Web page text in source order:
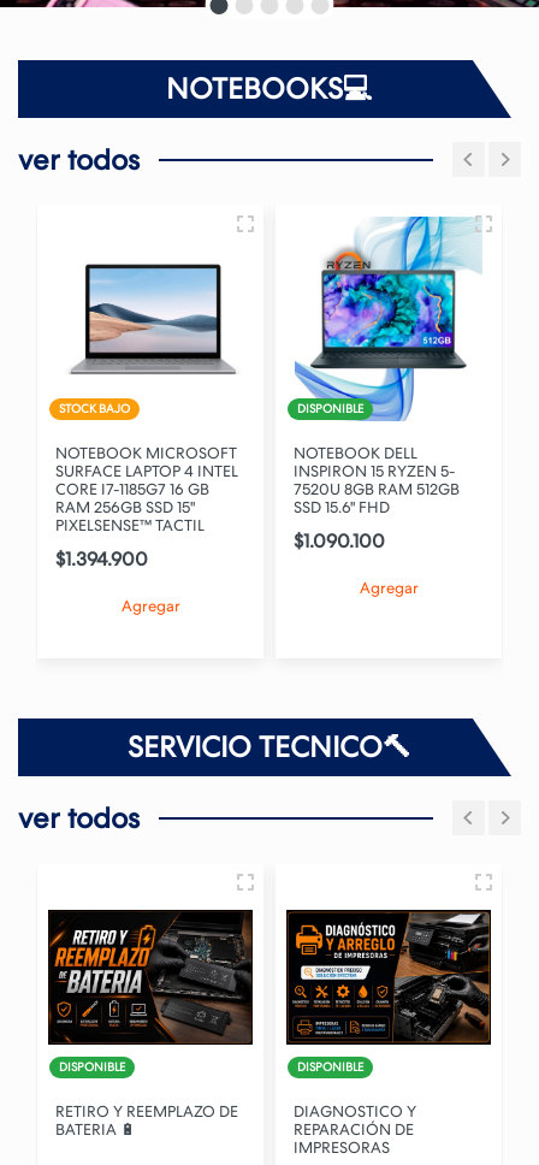
NOTEBOOKS💻
ver todos
STOCK BAJO
NOTEBOOK MICROSOFT
SURFACE LAPTOP 4 INTEL
CORE I7-1185G7 16 GB
RAM 256GB SSD 15"
PIXELSENSE™ TACTIL
$1.394.900
Agregar
DISPONIBLE
NOTEBOOK DELL
INSPIRON 15 RYZEN 5-
7520U 8GB RAM 512GB
SSD 15.6" FHD
$1.090.100
Agregar
SERVICIO TECNICO🔨
ver todos
DISPONIBLE
RETIRO Y REEMPLAZO DE
BATERIA 🔋
DISPONIBLE
DIAGNOSTICO Y
REPARACIÓN DE
IMPRESORAS